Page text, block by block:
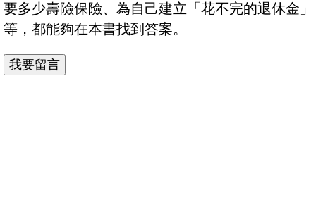
要多少壽險保險、為自己建立「花不完的退休金」
等，都能夠在本書找到答案。